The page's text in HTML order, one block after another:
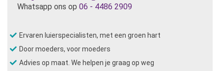
Whatsapp ons op 06 - 4486 2909
Ervaren luierspecialisten, met een groen hart
Door moeders, voor moeders
Advies op maat. We helpen je graag op weg